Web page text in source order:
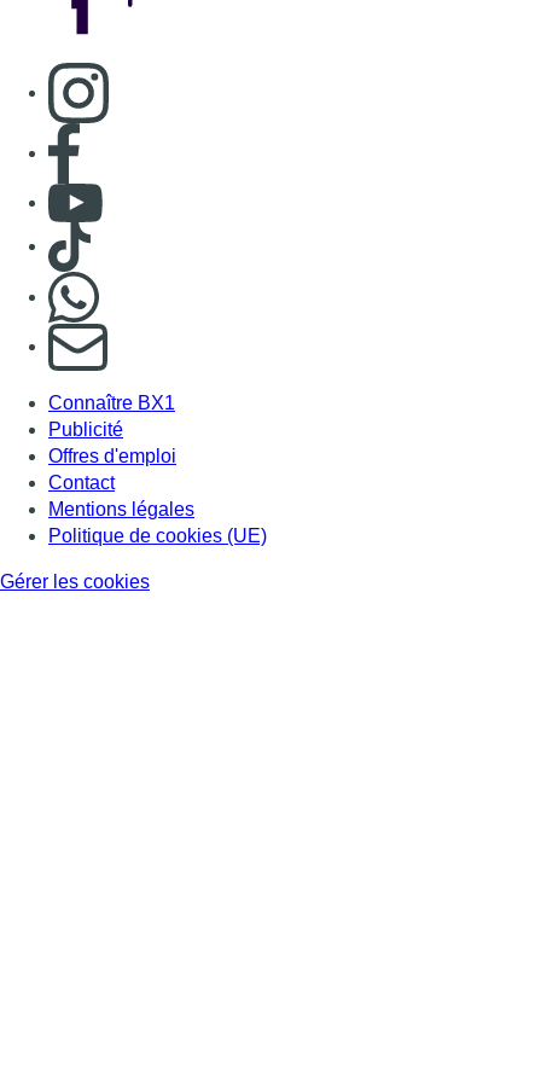
S'abonner à notre newsletter
Connaître BX1
Publicité
Offres d'emploi
Contact
Mentions légales
Politique de cookies (UE)
Gérer les cookies